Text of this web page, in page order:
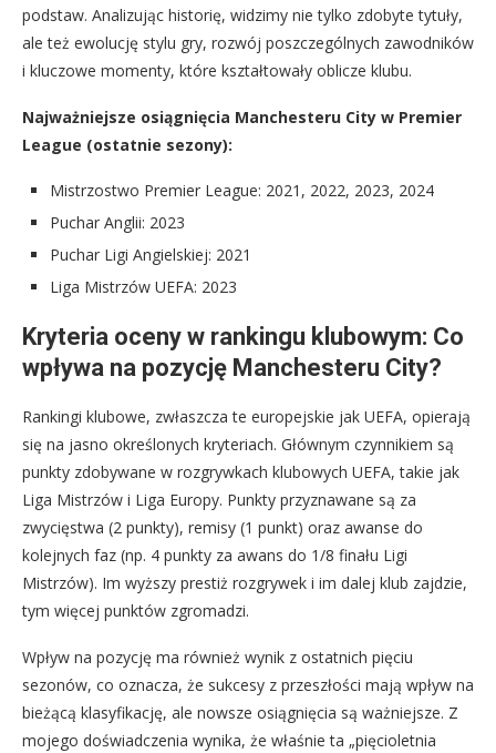
podstaw. Analizując historię, widzimy nie tylko zdobyte tytuły,
ale też ewolucję stylu gry, rozwój poszczególnych zawodników
i kluczowe momenty, które kształtowały oblicze klubu.
Najważniejsze osiągnięcia Manchesteru City w Premier
League (ostatnie sezony):
Mistrzostwo Premier League: 2021, 2022, 2023, 2024
Puchar Anglii: 2023
Puchar Ligi Angielskiej: 2021
Liga Mistrzów UEFA: 2023
Kryteria oceny w rankingu klubowym: Co
wpływa na pozycję Manchesteru City?
Rankingi klubowe, zwłaszcza te europejskie jak UEFA, opierają
się na jasno określonych kryteriach. Głównym czynnikiem są
punkty zdobywane w rozgrywkach klubowych UEFA, takie jak
Liga Mistrzów i Liga Europy. Punkty przyznawane są za
zwycięstwa (2 punkty), remisy (1 punkt) oraz awanse do
kolejnych faz (np. 4 punkty za awans do 1/8 finału Ligi
Mistrzów). Im wyższy prestiż rozgrywek i im dalej klub zajdzie,
tym więcej punktów zgromadzi.
Wpływ na pozycję ma również wynik z ostatnich pięciu
sezonów, co oznacza, że sukcesy z przeszłości mają wpływ na
bieżącą klasyfikację, ale nowsze osiągnięcia są ważniejsze. Z
mojego doświadczenia wynika, że właśnie ta „pięcioletnia